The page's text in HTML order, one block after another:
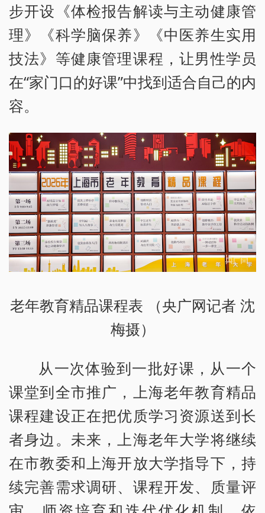
步开设《体检报告解读与主动健康管
理》《科学脑保养》《中医养生实用
技法》等健康管理课程，让男性学员
在“家门口的好课”中找到适合自己的内
容。
老年教育精品课程表 （央广网记者 沈
梅摄）
从一次体验到一批好课，从一个
课堂到全市推广，上海老年教育精品
课程建设正在把优质学习资源送到长
者身边。未来，上海老年大学将继续
在市教委和上海开放大学指导下，持
续完善需求调研、课程开发、质量评